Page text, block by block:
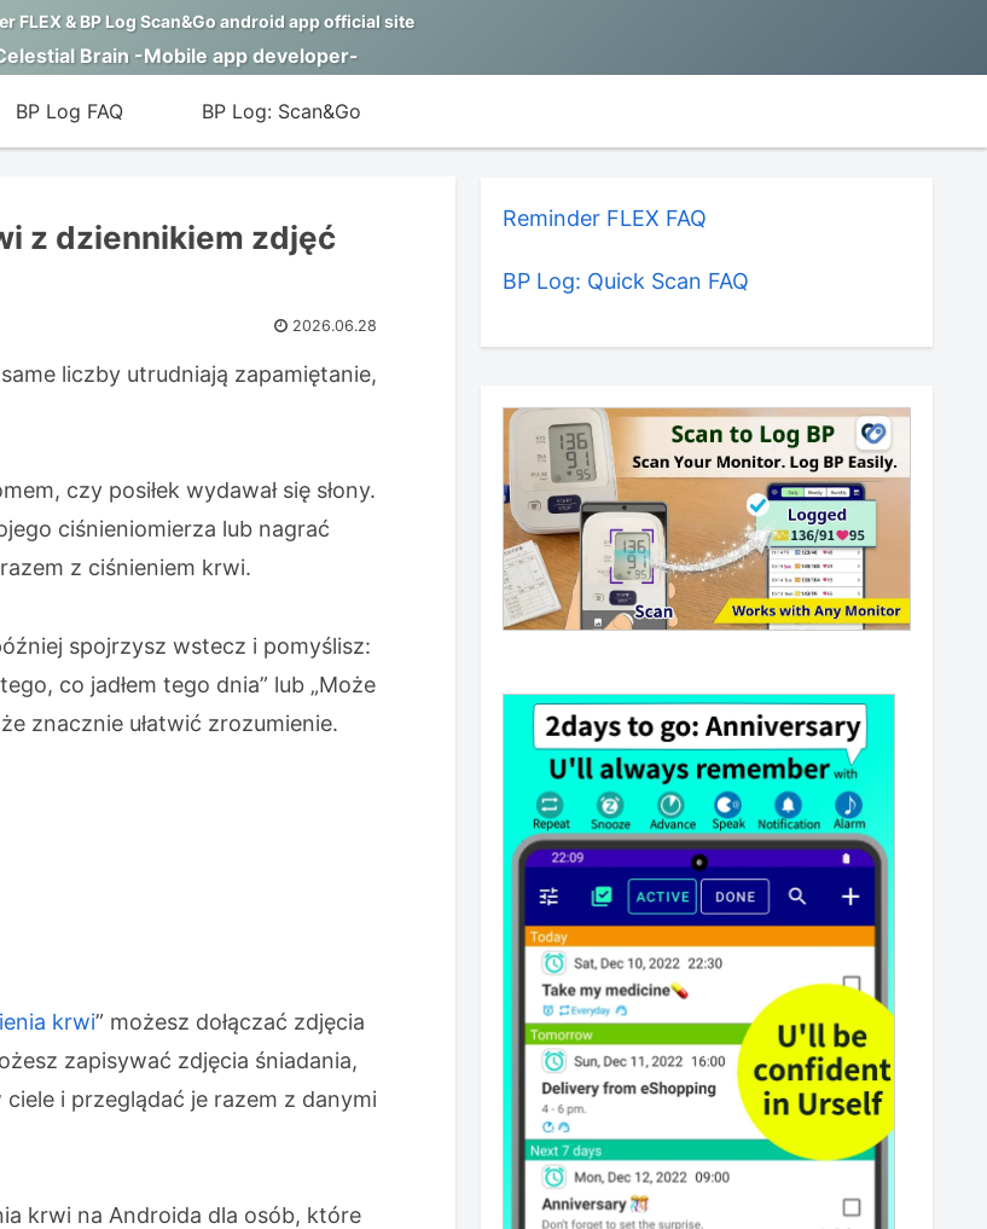
FLEX & BP Log Scan&Go android app official site
Brain -Mobile app developer-
BP Log FAQ BP Log: Scan&Go
z dziennikiem zdjęć
2026.06.28
liczby utrudniają zapamiętanie,
czy posiłek wydawał się słony.
ciśnieniomierza lub nagrać
z ciśnieniem krwi.
spojrzysz wstecz i pomyślisz:
co jadłem tego dnia” lub „Może
znacznie ułatwić zrozumienie.
krwi” możesz dołączać zdjęcia
zapisywać zdjęcia śniadania,
i przeglądać je razem z danymi
krwi na Androida dla osób, które
Reminder FLEX FAQ
BP Log: Quick Scan FAQ